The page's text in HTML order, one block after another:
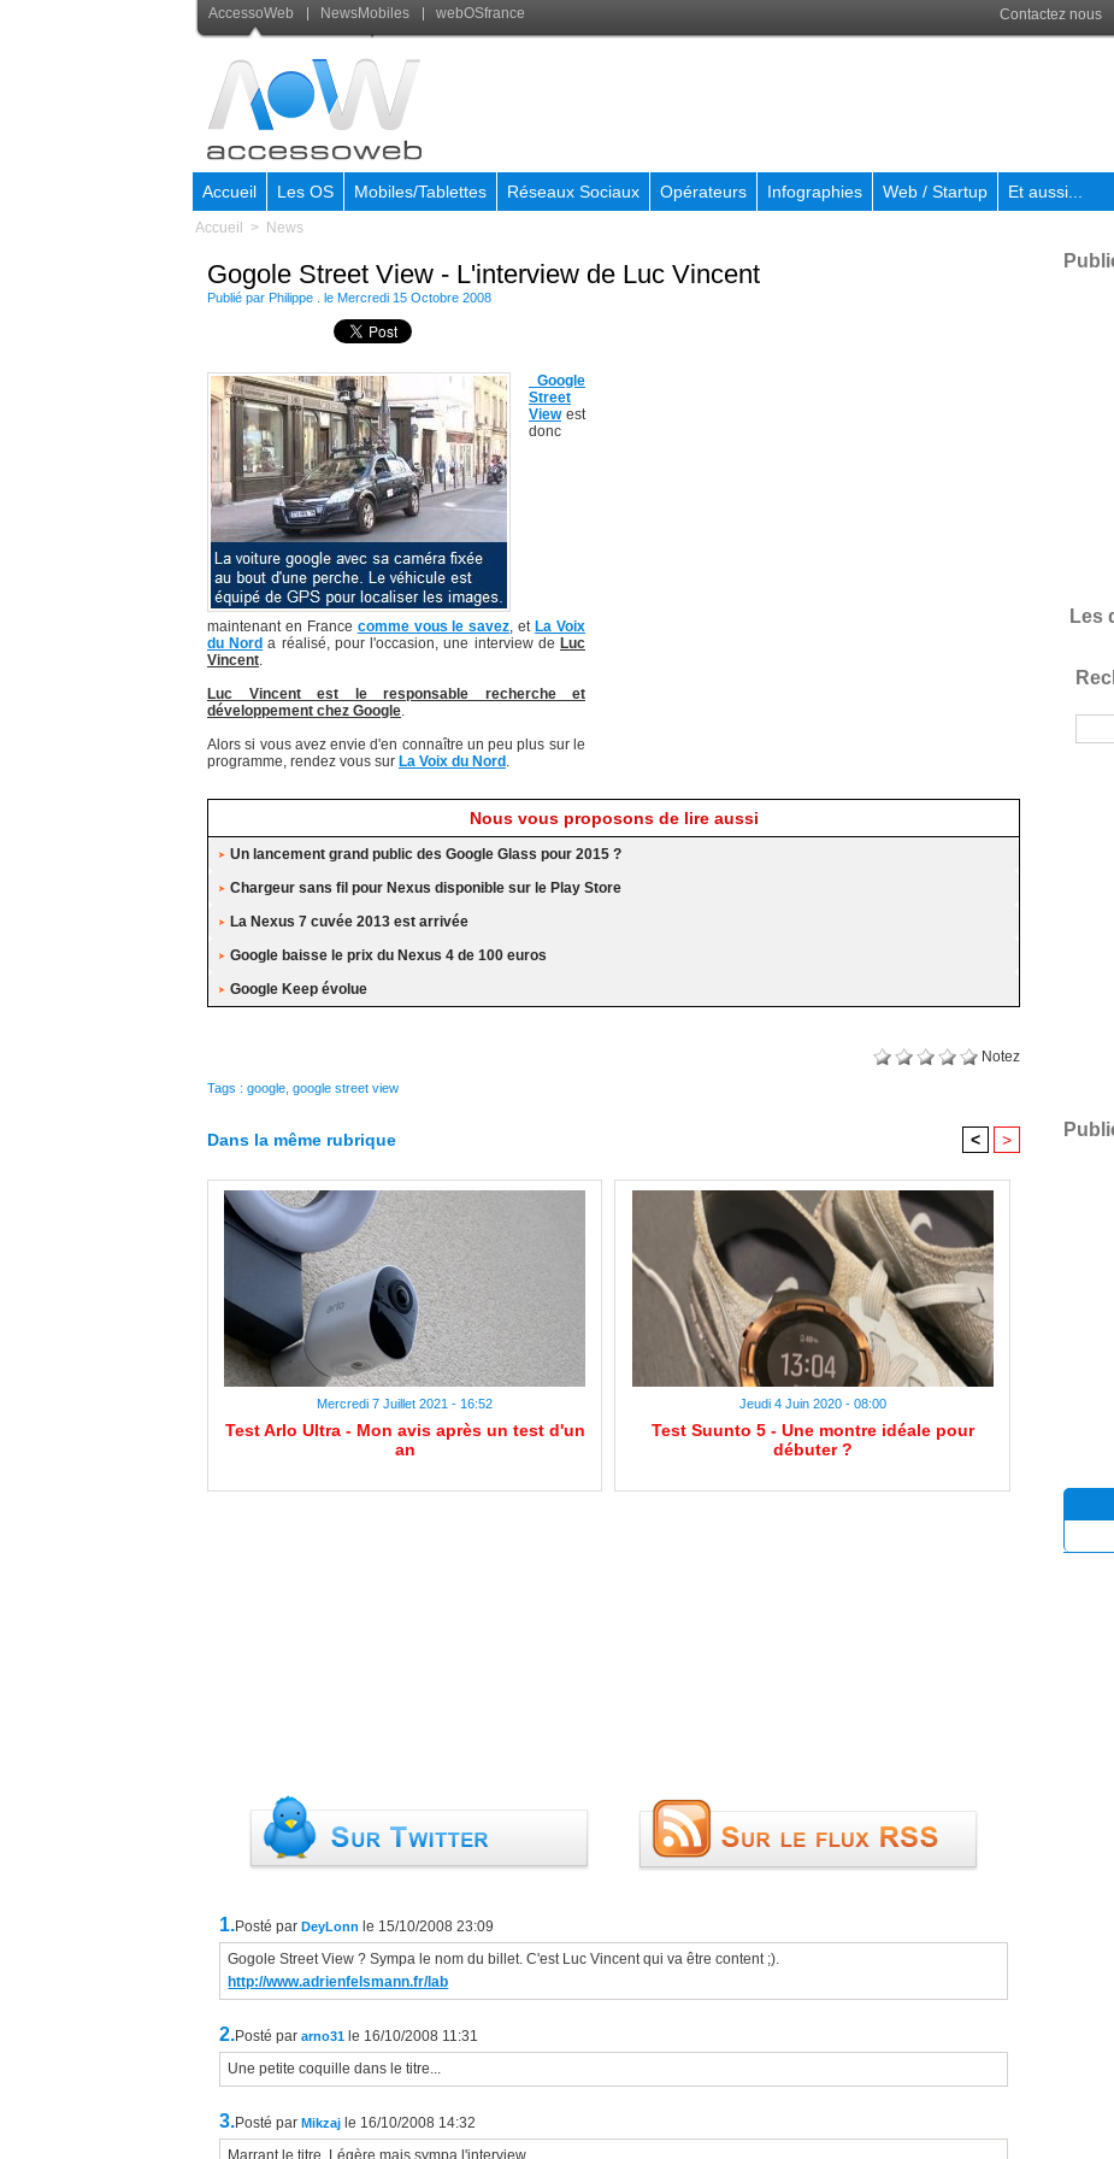
AccessoWeb NewsMobiles webOSfrance Contactez nous
Accueil Les OS Mobiles/Tablettes Réseaux Sociaux Opérateurs Infographies Web / Startup Et aussi...
Accueil > News
Gogole Street View - L'interview de Luc Vincent
Publié par Philippe . le Mercredi 15 Octobre 2008
Google
Street
Viewest
donc
maintenant en France comme vous le savez, et La Voix
du Nord a réalisé, pour l'occasion, une interview de Luc
Vincent.
Luc Vincent est le responsable recherche et
développement chez Google.
Alors si vous avez envie d'en connaître un peu plus sur le
programme, rendez vous sur La Voix du Nord .
Nous vous proposons de lire aussi
Un lancement grand public des Google Glass pour 2015 ?
Chargeur sans fil pour Nexus disponible sur le Play Store
La Nexus 7 cuvée 2013 est arrivée
Google baisse le prix du Nexus 4 de 100 euros
Google Keep évolue
Notez
Tags : google google street view
Dans la même rubrique < >
Mercredi 7 Juillet 2021 - 16:52
Test Arlo Ultra - Mon avis après un test d'un
an
Jeudi 4 Juin 2020 - 08:00
Test Suunto 5 - Une montre idéale pour
débuter ?
1.Posté par DeyLonn le 15/10/2008 23:09
Gogole Street View ? Sympa le nom du billet. C'est Luc Vincent qui va être content ;).
http://www.adrienfelsmann.fr/lab
2.Posté par arno31 le 16/10/2008 11:31
Une petite coquille dans le titre...
3.Posté par Mikzaj le 16/10/2008 14:32
Les